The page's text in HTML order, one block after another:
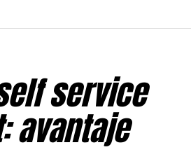
service
avantaje